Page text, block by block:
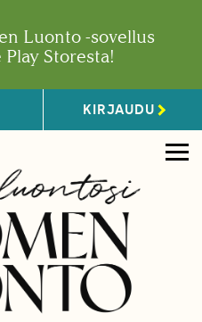
Luonto -sovellus
Play Storesta!
KIRJAUDU